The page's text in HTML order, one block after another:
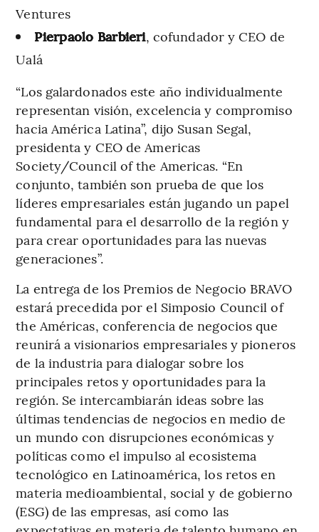
Ventures
Pierpaolo Barbieri, cofundador y CEO de
Ualá
“Los galardonados este año individualmente
representan visión, excelencia y compromiso
hacia América Latina”, dijo Susan Segal,
presidenta y CEO de Americas
Society/Council of the Americas. “En
conjunto, también son prueba de que los
líderes empresariales están jugando un papel
fundamental para el desarrollo de la región y
para crear oportunidades para las nuevas
generaciones”.
La entrega de los Premios de Negocio BRAVO
estará precedida por el Simposio Council of
the Américas, conferencia de negocios que
reunirá a visionarios empresariales y pioneros
de la industria para dialogar sobre los
principales retos y oportunidades para la
región. Se intercambiarán ideas sobre las
últimas tendencias de negocios en medio de
un mundo con disrupciones económicas y
políticas como el impulso al ecosistema
tecnológico en Latinoamérica, los retos en
materia medioambiental, social y de gobierno
(ESG) de las empresas, así como las